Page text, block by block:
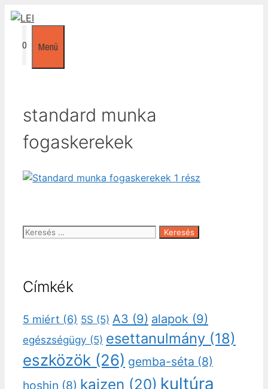
Kilépés
tartalomba
0 Menü
standard munka
fogaskerekek
Keresés:
Címkék
5 miért (6) 5S (5) A3 (9) alapok (9)
egészségügy (5) esettanulmány (18)
eszközök (26) gemba-séta (8)
hoshin (8) kaizen (20) kultúra